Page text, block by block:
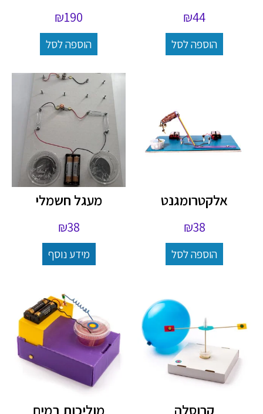
₪44
הוספה לסל
₪190
הוספה לסל
אלקטרומגנט
₪38
הוספה לסל
מעגל חשמלי
₪38
מידע נוסף
קרוסלה מוליכות במים